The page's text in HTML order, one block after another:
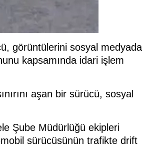
görüntülerini sosyal medyada
kapsamında idari işlem
aşan bir sürücü, sosyal
Şube Müdürlüğü ekipleri
sürücüsünün trafikte drift